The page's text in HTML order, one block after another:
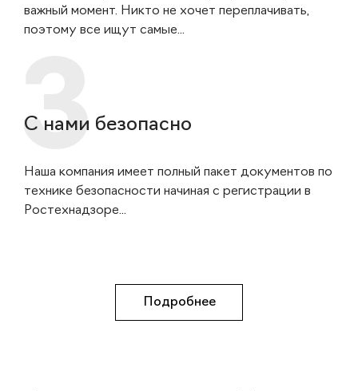
важный момент. Никто не хочет переплачивать,
поэтому все ищут самые...
С нами безопасно
Наша компания имеет полный пакет документов по
технике безопасности начиная с регистрации в
Ростехнадзоре...
Подробнее